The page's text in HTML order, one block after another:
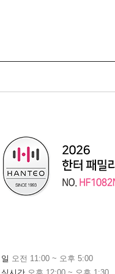
오전 11:00 ~ 오후 5:00